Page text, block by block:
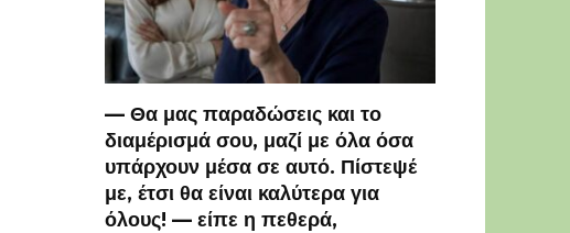
— Θα μας παραδώσεις και το
διαμέρισμά σου, μαζί με όλα όσα
υπάρχουν μέσα σε αυτό. Πίστεψέ
με, έτσι θα είναι καλύτερα για
όλους! — είπε η πεθερά,